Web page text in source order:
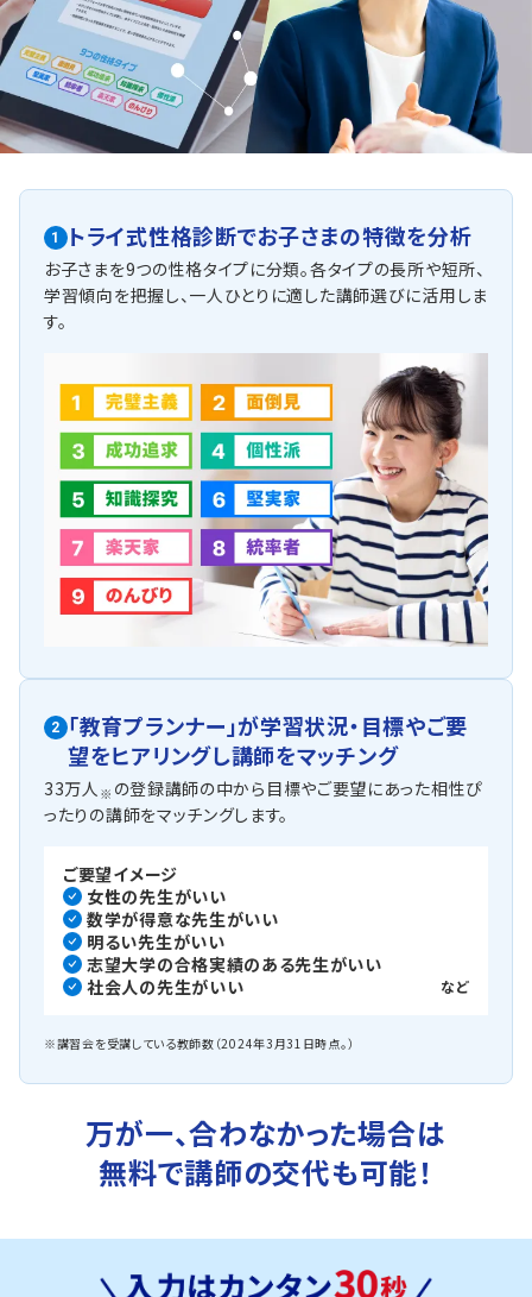
1 トライ式性格診断でお子さまの特徴を分析
お子さまを9つの性格タイプに分類。各タイプの長所や短所、
学習傾向を把握し、一人ひとりに適した講師選びに活用しま
す。
2 「教育プランナー」が学習状況・目標やご要
望をヒアリングし講師をマッチング
33万人 ※ の登録講師の中から目標やご要望にあった相性ぴ
ったりの講師をマッチングします。
ご要望イメージ
女性の先生がいい
数学が得意な先生がいい
明るい先生がいい
志望大学の合格実績のある先生がいい
社会人の先生がいい
など
※講習会を受講している教師数（2024年3月31日時点。）
万が一、合わなかった場合は
無料で講師の交代も可能！